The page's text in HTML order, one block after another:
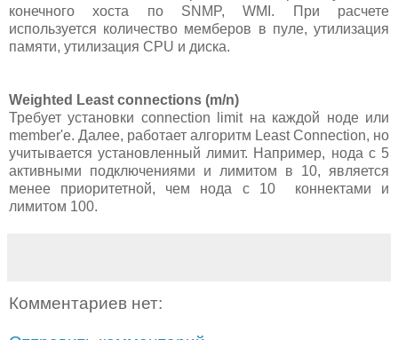
конечного хоста по SNMP, WMI. При расчете
используется количество мемберов в пуле, утилизация
памяти, утилизация CPU и диска.
Weighted Least connections (m/n)
Требует установки connection limit на каждой ноде или
member'e. Далее, работает алгоритм Least Connection, но
учитывается установленный лимит. Например, нода с 5
активными подключениями и лимитом в 10, является
менее приоритетной, чем нода с 10 коннектами и
лимитом 100.
Комментариев нет: